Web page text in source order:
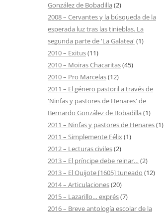
González de Bobadilla (2)
2008 – Cervantes y la búsqueda de la
esperada luz tras las tinieblas. La
segunda parte de 'La Galatea' (1)
2010 – Exitus(11)
2010 – Moiras Chacaritas(45)
2010 – Pro Marcelas(12)
2011 – El género pastoril a través de
'Ninfas y pastores de Henares' de
Bernardo González de Bobadilla (1)
2011 – Ninfas y pastores de Henares(1)
2011 – Simplemente Félix(1)
2012 – Lecturas civiles(2)
2013 – El príncipe debe reinar… (2)
2013 – El Quijote [1605] tuneado (12)
2014 – Articulaciones(20)
2015 – Lazarillo… exprés(7)
2016 – Breve antología escolar de la